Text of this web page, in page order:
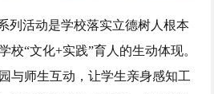
列活动是学校落实立德树人根本
校“文化+实践”育人的生动体现。
与师生互动，让学生亲身感知工